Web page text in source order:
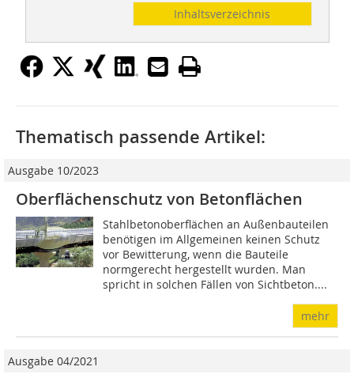
Inhaltsverzeichnis
Thematisch passende Artikel:
Ausgabe 10/2023
Oberflächenschutz von Betonflächen
Stahlbetonoberflächen an Außenbauteilen
benötigen im Allgemeinen keinen Schutz
vor Bewitterung, wenn die Bauteile
normgerecht hergestellt wurden. Man
spricht in solchen Fällen von Sichtbeton....
mehr
Ausgabe 04/2021